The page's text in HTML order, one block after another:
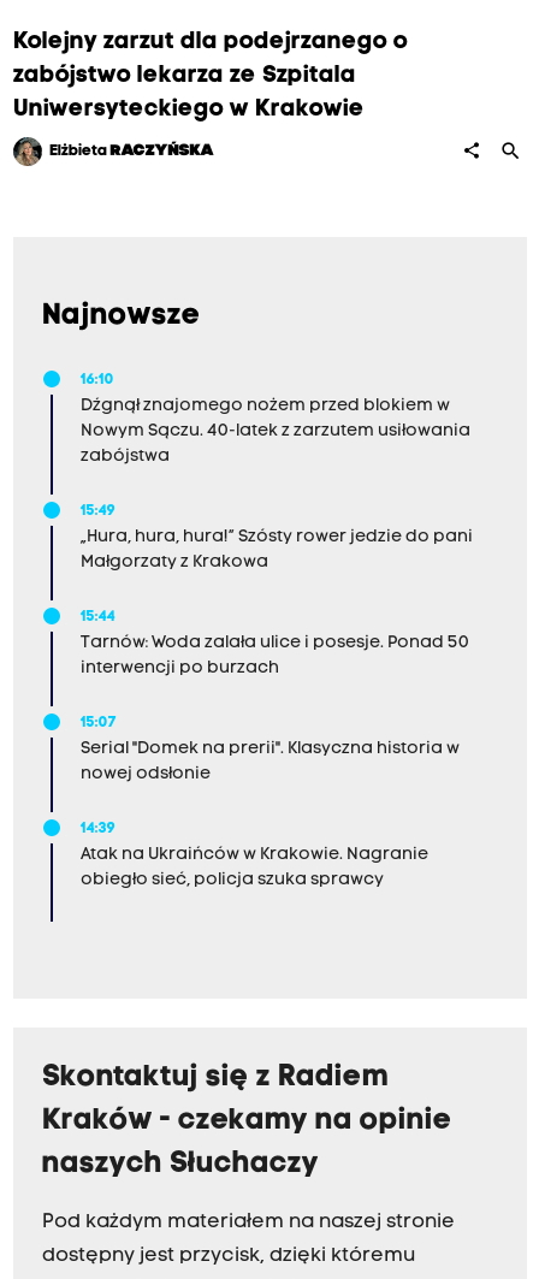
Kolejny zarzut dla podejrzanego o
zabójstwo lekarza ze Szpitala
Uniwersyteckiego w Krakowie
Elżbieta RACZYŃSKA share search
Najnowsze
16:10
Dźgnął znajomego nożem przed blokiem w
Nowym Sączu. 40-latek z zarzutem usiłowania
zabójstwa
15:49
„Hura, hura, hura!” Szósty rower jedzie do pani
Małgorzaty z Krakowa
15:44
Tarnów: Woda zalała ulice i posesje. Ponad 50
interwencji po burzach
15:07
Serial "Domek na prerii". Klasyczna historia w
nowej odsłonie
14:39
Atak na Ukraińców w Krakowie. Nagranie
obiegło sieć, policja szuka sprawcy
Skontaktuj się z Radiem
Kraków - czekamy na opinie
naszych Słuchaczy
Pod każdym materiałem na naszej stronie
dostępny jest przycisk, dzięki któremu